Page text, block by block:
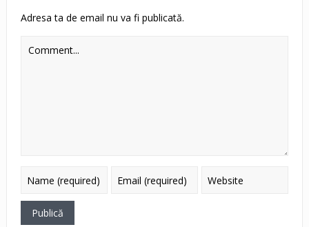
Adresa ta de email nu va fi publicată.